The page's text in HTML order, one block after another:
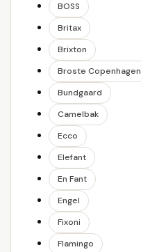
BOSS
Britax
Brixton
Broste Copenhagen
Bundgaard
Camelbak
Ecco
Elefant
En Fant
Engel
Fixoni
Flamingo